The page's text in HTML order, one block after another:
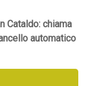
Cataldo: chiama
automatico